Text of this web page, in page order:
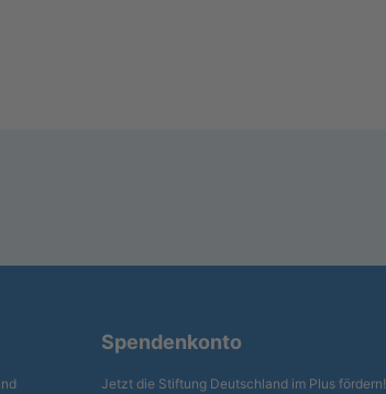
Spendenkonto
Jetzt die Stiftung Deutschland im Plus fördern!